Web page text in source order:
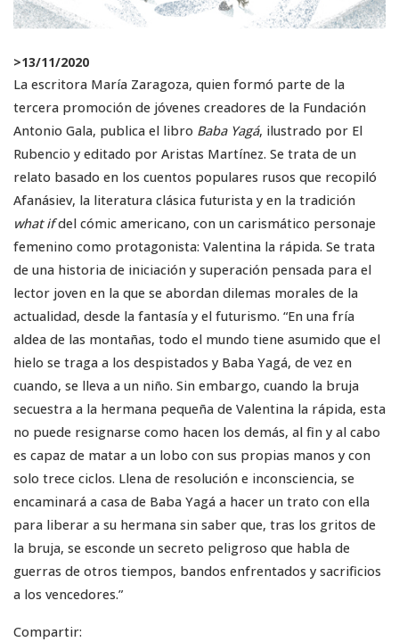
>13/11/2020
La escritora María Zaragoza, quien formó parte de la
tercera promoción de jóvenes creadores de la Fundación
Antonio Gala, publica el libro Baba Yagá, ilustrado por El
Rubencio y editado por Aristas Martínez. Se trata de un
relato basado en los cuentos populares rusos que recopiló
Afanásiev, la literatura clásica futurista y en la tradición
what ifdel cómic americano, con un carismático personaje
femenino como protagonista: Valentina la rápida. Se trata
de una historia de iniciación y superación pensada para el
lector joven en la que se abordan dilemas morales de la
actualidad, desde la fantasía y el futurismo. “En una fría
aldea de las montañas, todo el mundo tiene asumido que el
hielo se traga a los despistados y Baba Yagá, de vez en
cuando, se lleva a un niño. Sin embargo, cuando la bruja
secuestra a la hermana pequeña de Valentina la rápida, esta
no puede resignarse como hacen los demás, al fin y al cabo
es capaz de matar a un lobo con sus propias manos y con
solo trece ciclos. Llena de resolución e inconsciencia, se
encaminará a casa de Baba Yagá a hacer un trato con ella
para liberar a su hermana sin saber que, tras los gritos de
la bruja, se esconde un secreto peligroso que habla de
guerras de otros tiempos, bandos enfrentados y sacrificios
a los vencedores.”
Compartir: